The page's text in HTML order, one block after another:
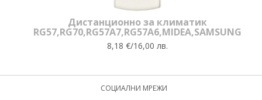
Дистанционно за климатик
RG57,RG70,RG57A7,RG57A6,MIDEA,SAMSUNG
8,18 €/16,00 лв.
СОЦИАЛНИ МРЕЖИ